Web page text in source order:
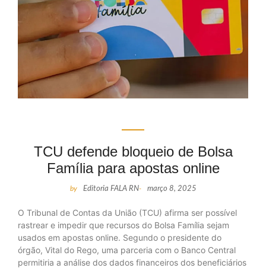
TCU defende bloqueio de Bolsa
Família para apostas online
by Editoria FALA RN- março 8, 2025
O Tribunal de Contas da União (TCU) afirma ser possível
rastrear e impedir que recursos do Bolsa Família sejam
usados em apostas online. Segundo o presidente do
órgão, Vital do Rego, uma parceria com o Banco Central
permitiria a análise dos dados financeiros dos beneficiários